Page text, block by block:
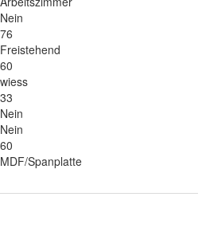
Nein
76
Freistehend
60
wiess
33
Nein
Nein
60
MDF/Spanplatte